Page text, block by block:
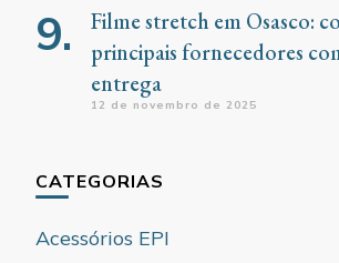
Filme stretch em Osasco:
principais fornecedores
entrega
12 de novembro de 2025
CATEGORIAS
Acessórios EPI